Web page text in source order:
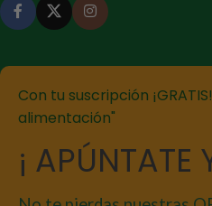
Con tu suscripción
alimentación"
¡ APÚNTATE